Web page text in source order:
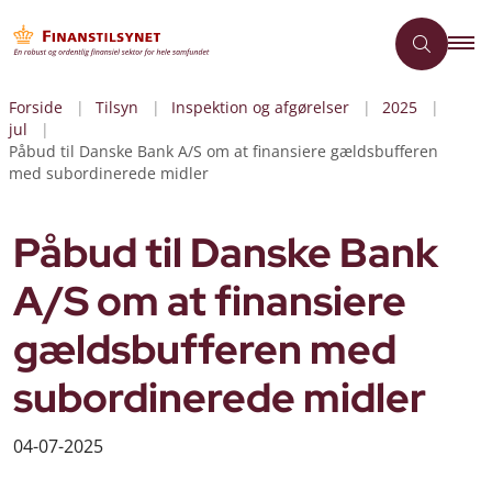
Forside Tilsyn Inspektion og afgørelser
2025
jul
Påbud til Danske Bank A/S om at finansiere gældsbufferen
med subordinerede midler
Påbud til Danske Bank
A/S om at finansiere
gældsbufferen med
subordinerede midler
04-07-2025